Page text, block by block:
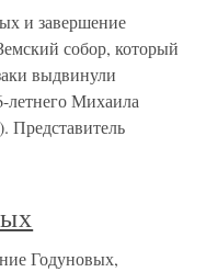
и завершение
собор, который
выдвинули
летнего Михаила
Представитель
Годуновых,